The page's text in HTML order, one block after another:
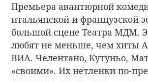
Премьера авантюрной
итальянской и французской
большой сцене Театра МДМ.
любят не меньше, чем хиты
ВИА. Челентано, Кутуньо,
«своими». Их нетленки по-